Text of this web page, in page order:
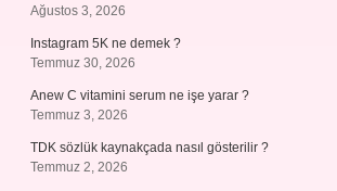
Ağustos 3, 2026
Instagram 5K ne demek ?
Temmuz 30, 2026
Anew C vitamini serum ne işe yarar ?
Temmuz 3, 2026
TDK sözlük kaynakçada nasıl gösterilir ?
Temmuz 2, 2026